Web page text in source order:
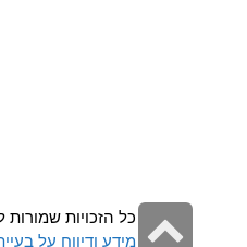
כל הזכויות שמורות
מידע ודיווח על
גלילה